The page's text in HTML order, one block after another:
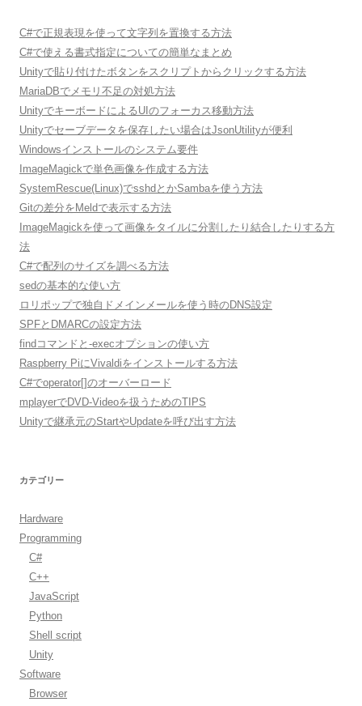
C#で正規表現を使って文字列を置換する方法
C#で使える書式指定についての簡単なまとめ
Unityで貼り付けたボタンをスクリプトからクリックする方法
MariaDBでメモリ不足の対処方法
UnityでキーボードによるUIのフォーカス移動方法
Unityでセーブデータを保存したい場合はJsonUtilityが便利
Windowsインストールのシステム要件
ImageMagickで単色画像を作成する方法
SystemRescue(Linux)でsshdとかSambaを使う方法
Gitの差分をMeldで表示する方法
ImageMagickを使って画像をタイルに分割したり結合したりする方
法
C#で配列のサイズを調べる方法
sedの基本的な使い方
ロリポップで独自ドメインメールを使う時のDNS設定
SPFとDMARCの設定方法
findコマンドと-execオプションの使い方
Raspberry PiにVivaldiをインストールする方法
C#でoperator[]のオーバーロード
mplayerでDVD-Videoを扱うためのTIPS
Unityで継承元のStartやUpdateを呼び出す方法
カテゴリー
Hardware
Programming
C#
C++
JavaScript
Python
Shell script
Unity
Software
Browser